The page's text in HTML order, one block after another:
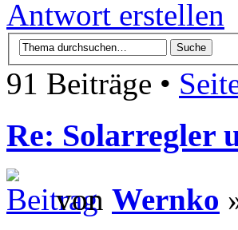
Antwort erstellen
91 Beiträge •
Re: Solarregler
von Wernko